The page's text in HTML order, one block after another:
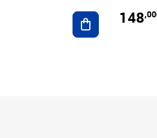
Ajouter au148